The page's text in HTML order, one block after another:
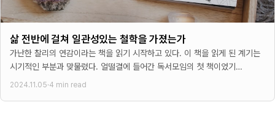
삶 전반에 걸쳐 일관성있는 철학을 가졌는가
가난한 찰리의 연감이라는 책을 읽기 시작하고 있다. 이 책을 읽게 된 계기는
시기적인 부분과 맞물렸다. 얼떨결에 들어간 독서모임의 첫 책이었기
때문이다. 그렇게 시간적 여유와
2024.11.05·4 min read